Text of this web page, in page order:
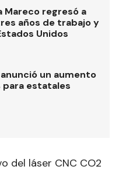
Mareco regresó a
años de trabajo y
Unidos
un aumento
para estatales
del láser CNC CO2